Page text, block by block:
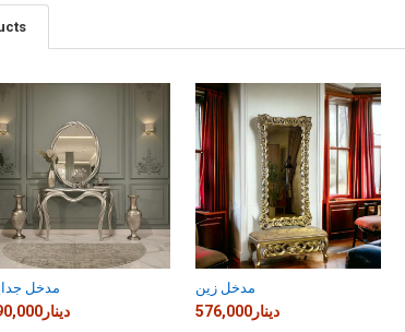
مدخل
690,000دينار
مدخل زين
576,000دينار